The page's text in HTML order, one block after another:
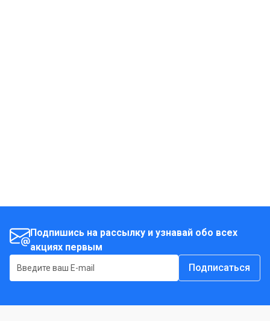
Подпишись на рассылку и узнавай обо всех
акциях первым
Подписаться